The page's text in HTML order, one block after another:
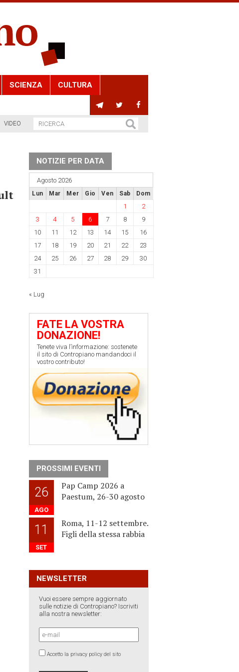
SCIENZA CULTURA
VIDEO
NOTIZIE PER DATA
Agosto 2026
Lun Mar Mer Gio Ven Sab Dom
1
2
3
4 5 6 7 8
9
10
11 12 13 14 15
16
17
18 19 20 21 22
23
24
25 26 27 28 29
30
31
« Lug
FATE LA VOSTRA
DONAZIONE!
Tenete viva l’informazione: sostenete
il sito di Contropiano mandandoci il
vostro contributo!
PROSSIMI EVENTI
26
AGO
Pap Camp 2026 a
Paestum, 26-30 agosto
11
SET
Roma, 11-12 settembre.
Figli della stessa rabbia
NEWSLETTER
Vuoi essere sempre aggiornato
sulle notizie di Contropiano? Iscriviti
alla nostra newsletter:
Accetto la privacy policy del sito